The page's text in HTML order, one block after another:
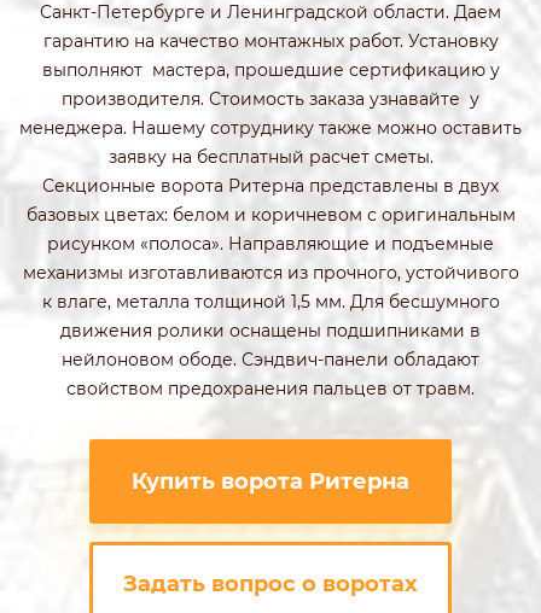
Санкт-Петербурге и Ленинградской области. Даем
гарантию на качество монтажных работ. Установку
выполняют мастера, прошедшие сертификацию у
производителя. Стоимость заказа узнавайте у
менеджера. Нашему сотруднику также можно оставить
заявку на бесплатный расчет сметы.
Секционные ворота Ритерна представлены в двух
базовых цветах: белом и коричневом с оригинальным
рисунком «полоса». Направляющие и подъемные
механизмы изготавливаются из прочного, устойчивого
к влаге, металла толщиной 1,5 мм. Для бесшумного
движения ролики оснащены подшипниками в
нейлоновом ободе. Сэндвич-панели обладают
свойством предохранения пальцев от травм.
Купить ворота Ритерна
Задать вопрос о воротах